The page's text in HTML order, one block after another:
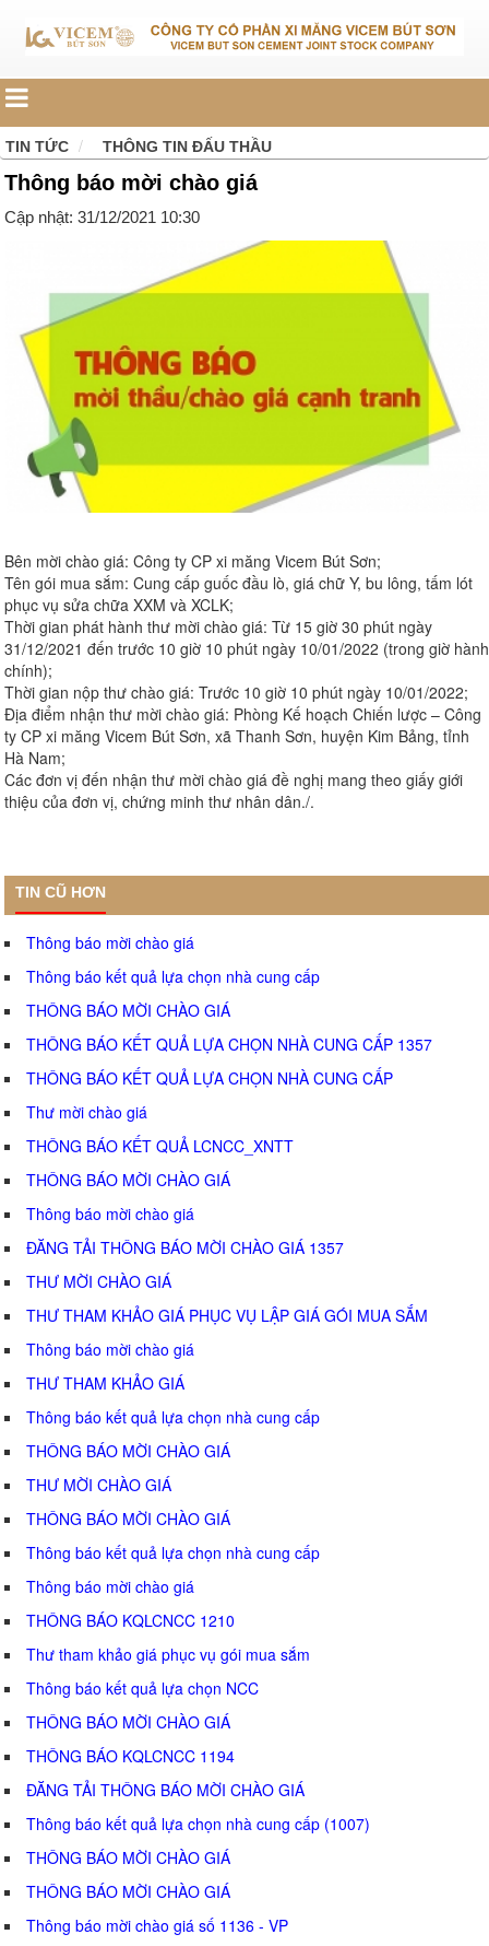
TIN TỨC THÔNG TIN ĐẤU THẦU
Thông báo mời chào giá
Cập nhật: 31/12/2021 10:30
Bên mời chào giá: Công ty CP xi măng Vicem Bút Sơn;
Tên gói mua sắm: Cung cấp guốc đầu lò, giá chữ Y, bu lông, tấm lót
phục vụ sửa chữa XXM và XCLK;
Thời gian phát hành thư mời chào giá: Từ 15 giờ 30 phút ngày
31/12/2021 đến trước 10 giờ 10 phút ngày 10/01/2022 (trong giờ hành
chính);
Thời gian nộp thư chào giá: Trước 10 giờ 10 phút ngày 10/01/2022;
Địa điểm nhận thư mời chào giá: Phòng Kế hoạch Chiến lược – Công
ty CP xi măng Vicem Bút Sơn, xã Thanh Sơn, huyện Kim Bảng, tỉnh
Hà Nam;
Các đơn vị đến nhận thư mời chào giá đề nghị mang theo giấy giới
thiệu của đơn vị, chứng minh thư nhân dân./.
TIN CŨ HƠN
Thông báo mời chào giá
Thông báo kết quả lựa chọn nhà cung cấp
THÔNG BÁO MỜI CHÀO GIÁ
THÔNG BÁO KẾT QUẢ LỰA CHỌN NHÀ CUNG CẤP 1357
THÔNG BÁO KẾT QUẢ LỰA CHỌN NHÀ CUNG CẤP
Thư mời chào giá
THÔNG BÁO KẾT QUẢ LCNCC_XNTT
THÔNG BÁO MỜI CHÀO GIÁ
Thông báo mời chào giá
ĐĂNG TẢI THÔNG BÁO MỜI CHÀO GIÁ 1357
THƯ MỜI CHÀO GIÁ
THƯ THAM KHẢO GIÁ PHỤC VỤ LẬP GIÁ GÓI MUA SẮM
Thông báo mời chào giá
THƯ THAM KHẢO GIÁ
Thông báo kết quả lựa chọn nhà cung cấp
THÔNG BÁO MỜI CHÀO GIÁ
THƯ MỜI CHÀO GIÁ
THÔNG BÁO MỜI CHÀO GIÁ
Thông báo kết quả lựa chọn nhà cung cấp
Thông báo mời chào giá
THÔNG BÁO KQLCNCC 1210
Thư tham khảo giá phục vụ gói mua sắm
Thông báo kết quả lựa chọn NCC
THÔNG BÁO MỜI CHÀO GIÁ
THÔNG BÁO KQLCNCC 1194
ĐĂNG TẢI THÔNG BÁO MỜI CHÀO GIÁ
Thông báo kết quả lựa chọn nhà cung cấp (1007)
THÔNG BÁO MỜI CHÀO GIÁ
THÔNG BÁO MỜI CHÀO GIÁ
Thông báo mời chào giá số 1136 - VP